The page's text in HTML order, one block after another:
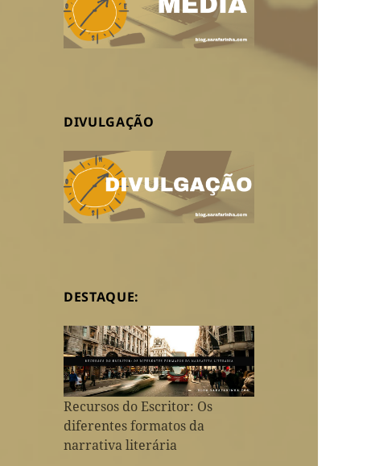
DIVULGAÇÃO
DESTAQUE:
Recursos do Escritor: Os
diferentes formatos da
narrativa literária